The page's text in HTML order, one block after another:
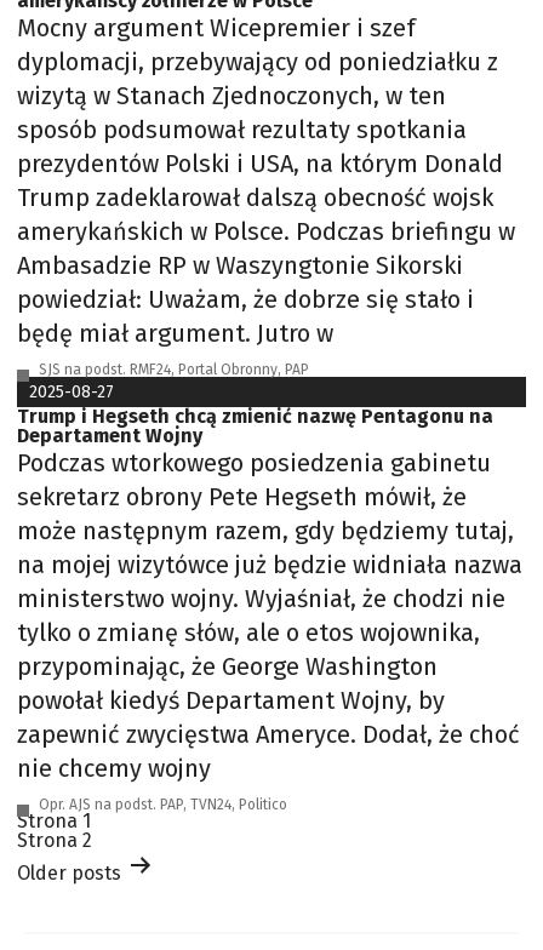
Mocny argument Wicepremier i szef
dyplomacji, przebywający od poniedziałku z
wizytą w Stanach Zjednoczonych, w ten
sposób podsumował rezultaty spotkania
prezydentów Polski i USA, na którym Donald
Trump zadeklarował dalszą obecność wojsk
amerykańskich w Polsce. Podczas briefingu w
Ambasadzie RP w Waszyngtonie Sikorski
powiedział: Uważam, że dobrze się stało i
będę miał argument. Jutro w
SJS na podst. RMF24, Portal Obronny, PAP
2025-08-27
Trump i Hegseth chcą zmienić nazwę Pentagonu na
Departament Wojny
Podczas wtorkowego posiedzenia gabinetu
sekretarz obrony Pete Hegseth mówił, że
może następnym razem, gdy będziemy tutaj,
na mojej wizytówce już będzie widniała nazwa
ministerstwo wojny. Wyjaśniał, że chodzi nie
tylko o zmianę słów, ale o etos wojownika,
przypominając, że George Washington
powołał kiedyś Departament Wojny, by
zapewnić zwycięstwa Ameryce. Dodał, że choć
nie chcemy wojny
Opr. AJS na podst. PAP, TVN24, Politico
Stronicowanie
wpisów
Strona 1
Strona 2
Older posts